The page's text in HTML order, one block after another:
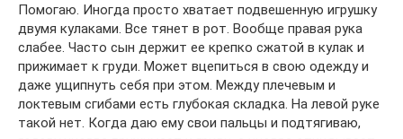
Помогаю. Иногда просто хватает подвешенную игрушку
двумя кулаками. Все тянет в рот. Вообще правая рука
слабее. Часто сын держит ее крепко сжатой в кулак и
прижимает к груди. Может вцепиться в свою одежду и
даже ущипнуть себя при этом. Между плечевым и
локтевым сгибами есть глубокая складка. На левой руке
такой нет. Когда даю ему свои пальцы и подтягиваю,